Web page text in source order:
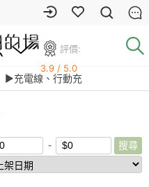
評價:
3.9 / 5.0
▶充電線、行動充